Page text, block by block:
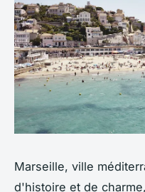
Marseille, ville
d'histoire et de